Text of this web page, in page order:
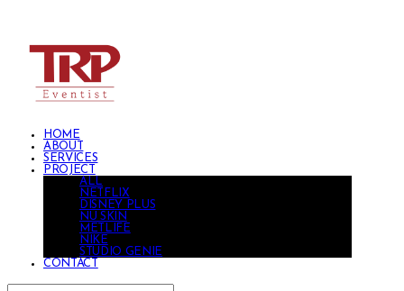
HOME
ABOUT
SERVICES
PROJECT
ALL
NETFLIX
DISNEY PLUS
NU SKIN
METLIFE
NIKE
STUDIO GENIE
CONTACT